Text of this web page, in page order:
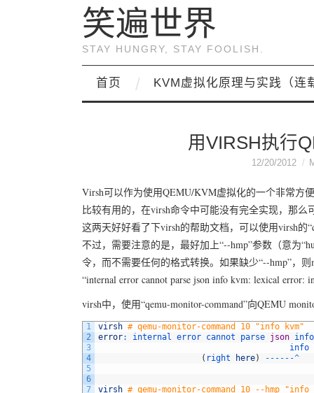
笑遍世界
STAY HUNGRY, STAY FOOLISH.
首页 KVM虚拟化原理与实践（连
用VIRSH执行
12/20/2012
Virsh可以作为使用QEMU/KVM虚拟化的一个非常方
比较有用的，在virsh命令中可能没有完全实现，那
这两天好好看了下virsh的帮助文档，可以使用virsh的
不过，需要注意的是，最好加上“--hmp”参数（意为
令，而不需要任何的格式转换。如果缺少“--hmp”，
“internal error cannot parse json info kvm: lexical error:
virsh中，使用“qemu-monitor-command”向QEMU
1
2
3
4
5
6
7
virsh # qemu-monitor-command 10 "info kvm"
error: internal error cannot parse json
info
( right here) -- -- --^
virsh # qemu-monitor-command 10 --hmp "info